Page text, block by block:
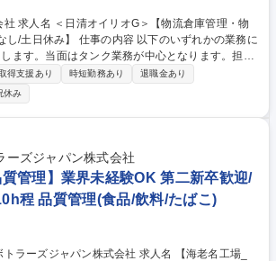
管理・物
容 以下のいずれかの業務に
ます。当面はタンク業務が中心となります。担当
ーションがあります。 ■タンク業務：日清
となる油脂の保管・搬出入に関するオペレーショ
クローリー車への油脂積込、タンクでの受入作
庫管理等。 ■製品ローリー積込業務日清オイリオ
リー車への積み込み作業の管理 ■ドライバーの受
運送業者の手配・在庫管理・寝室管理・請求支払
イリオG＞【物流倉庫
阪/夜勤なし/土日休み】
得支援あり 時短勤務あり
退職金あり
休み
ーズジャパン株式会社
質管理】業界未経験OK 第二新卒歓迎/
程 品質管理(食品/飲料/たばこ)
ャパン株式会社 求人名 【海老名工場_